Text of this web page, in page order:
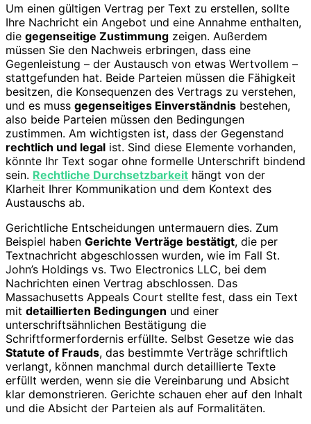
Um einen gültigen Vertrag per Text zu erstellen, sollte
Ihre Nachricht ein Angebot und eine Annahme enthalten,
die gegenseitige Zustimmung zeigen. Außerdem
müssen Sie den Nachweis erbringen, dass eine
Gegenleistung – der Austausch von etwas Wertvollem –
stattgefunden hat. Beide Parteien müssen die Fähigkeit
besitzen, die Konsequenzen des Vertrags zu verstehen,
und es muss gegenseitiges Einverständnis bestehen,
also beide Parteien müssen den Bedingungen
zustimmen. Am wichtigsten ist, dass der Gegenstand
rechtlich und legal ist. Sind diese Elemente vorhanden,
könnte Ihr Text sogar ohne formelle Unterschrift bindend
sein. Rechtliche Durchsetzbarkeit hängt von der
Klarheit Ihrer Kommunikation und dem Kontext des
Austauschs ab.
Gerichtliche Entscheidungen untermauern dies. Zum
Beispiel haben Gerichte Verträge bestätigt, die per
Textnachricht abgeschlossen wurden, wie im Fall St.
John’s Holdings vs. Two Electronics LLC, bei dem
Nachrichten einen Vertrag abschlossen. Das
Massachusetts Appeals Court stellte fest, dass ein Text
mit detaillierten Bedingungen und einer
unterschriftsähnlichen Bestätigung die
Schriftformerfordernis erfüllte. Selbst Gesetze wie das
Statute of Frauds, das bestimmte Verträge schriftlich
verlangt, können manchmal durch detaillierte Texte
erfüllt werden, wenn sie die Vereinbarung und Absicht
klar demonstrieren. Gerichte schauen eher auf den Inhalt
und die Absicht der Parteien als auf Formalitäten.